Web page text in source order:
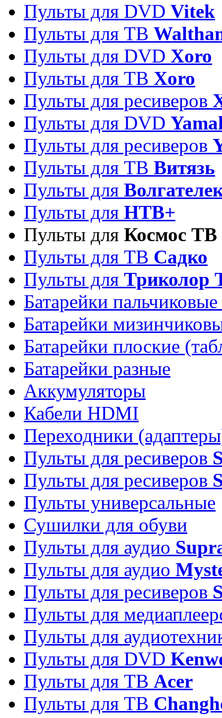
Пульты для DVD Vitek
Пульты для ТВ
Пульты для DVD Xoro
Пульты для ТВ Xoro
Пульты для ресиверов
Пульты для DVD
Пульты для ресиверов
Пульты для ТВ Витязь
Пульты для
Пульты для НТВ+
Пульты для Космос ТВ
Пульты для ТВ Садко
Пульты для Триколор
Батарейки
Батарейки
Батарейки плоские
Батарейки разные
Аккумуляторы
Кабели HDMI
Переходники
Пульты для ресиверов
Пульты для ресиверов
Пульты универсальные
Сушилки для обуви
Пульты для аудио
Пульты для аудио
Пульты для ресиверов
Пульты для
Пульты для
Пульты для DVD
Пульты для ТВ Acer
Пульты для ТВ